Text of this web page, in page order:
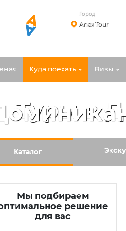
Город
Anex Tour
Куда поехать Визы
Туры в
Каталог
Мы подбираем
решение
для вас